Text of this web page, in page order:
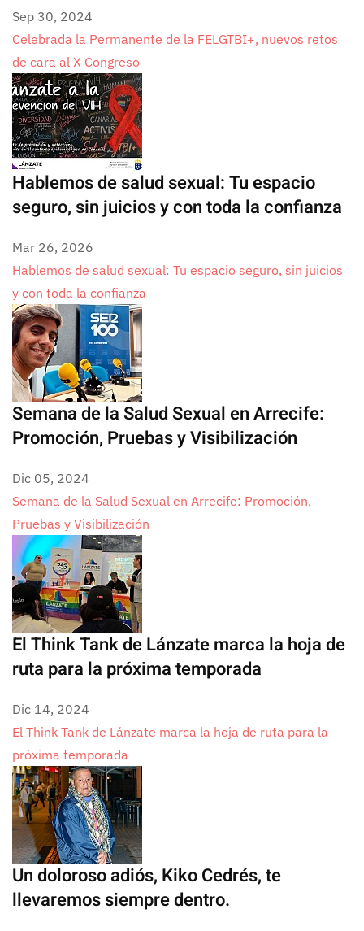
Sep 30, 2024
Celebrada la Permanente de la FELGTBI+, nuevos retos
de cara al X Congreso
Hablemos de salud sexual: Tu espacio
seguro, sin juicios y con toda la confianza
Mar 26, 2026
Hablemos de salud sexual: Tu espacio seguro, sin juicios
y con toda la confianza
Semana de la Salud Sexual en Arrecife:
Promoción, Pruebas y Visibilización
Dic 05, 2024
Semana de la Salud Sexual en Arrecife: Promoción,
Pruebas y Visibilización
El Think Tank de Lánzate marca la hoja de
ruta para la próxima temporada
Dic 14, 2024
El Think Tank de Lánzate marca la hoja de ruta para la
próxima temporada
Un doloroso adiós, Kiko Cedrés, te
llevaremos siempre dentro.